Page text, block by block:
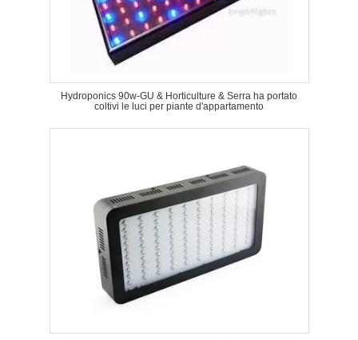
Hydroponics 90w-GU & Horticulture & Serra ha portato
coltivi le luci per piante d'appartamento